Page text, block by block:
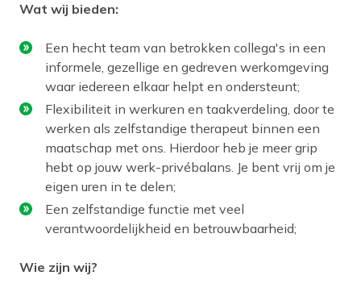
Wat wij bieden:
Een hecht team van betrokken collega's in een
informele, gezellige en gedreven werkomgeving
waar iedereen elkaar helpt en ondersteunt;
Flexibiliteit in werkuren en taakverdeling, door te
werken als zelfstandige therapeut binnen een
maatschap met ons. Hierdoor heb je meer grip
hebt op jouw werk-privébalans. Je bent vrij om je
eigen uren in te delen;
Een zelfstandige functie met veel
verantwoordelijkheid en betrouwbaarheid;
Wie zijn wij?